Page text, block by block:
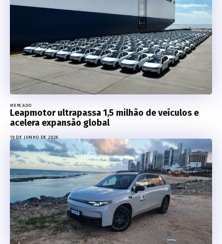
MERCADO
Leapmotor ultrapassa 1,5 milhão de veículos e
acelera expansão global
19 DE JUNHO DE 2026